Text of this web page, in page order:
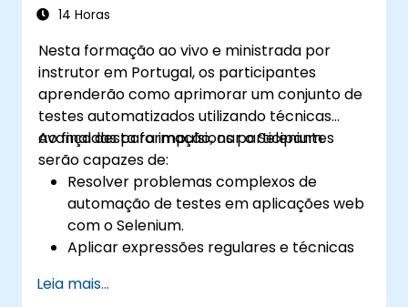
14 Horas
Nesta formação ao vivo e ministrada por
instrutor em Portugal, os participantes
aprenderão como aprimorar um conjunto de
testes automatizados utilizando técnicas
avançadas para impulsionar o Selenium.
Ao final desta formação, os participantes
serão capazes de:
Resolver problemas complexos de
automação de testes em aplicações web
com o Selenium.
Aplicar expressões regulares e técnicas
Lidar com exceções que interrompem a
Leia mais...